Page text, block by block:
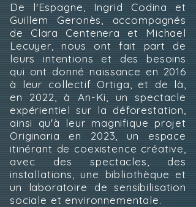
De l'Espagne, Ingrid Codina et
Guillem Geronès, accompagnés
de Clara Centenera et Michael
Lecuyer, nous ont fait part de
leurs intentions et des besoins
qui ont donné naissance en 2016
à leur collectif Ortiga, et de là,
en 2022, à An-Ki, un spectacle
expérientiel sur la déforestation,
ainsi qu'à leur magnifique projet
Originaria en 2023, un espace
itinérant de coexistence créative,
avec des spectacles, des
installations, une bibliothèque et
un laboratoire de sensibilisation
sociale et environnementale.